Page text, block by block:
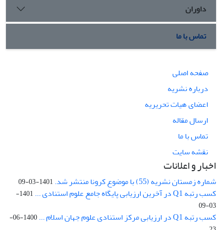
داوران
تماس با ما
صفحه اصلی
درباره نشریه
اعضای هیات تحریریه
ارسال مقاله
تماس با ما
نقشه سایت
اخبار و اعلانات
شماره زمستان نشریه (55) با موضوع کرونا منتشر شد. 1401-03-09
کسب رتبه Q1 در آخرین ارزیابی پایگاه جامع علوم استنادی ...
1401-
03-09
کسب رتبه Q1 در ارزیابی مرکز استنادی علوم جهان اسلام ...
1400-06-